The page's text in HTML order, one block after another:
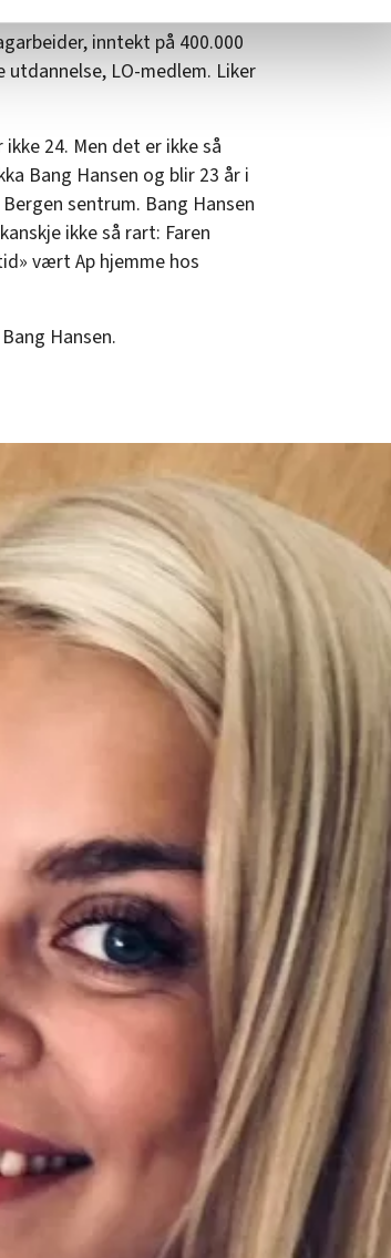
informasjonskapsler (cookies) for å lære
annonser og utarbeide statistikk.
egne samarbeidspartnere innenfor analyse og
inntekt på 400.000
LO-medlem. Liker
24. Men det er ikke så
Bang Hansen og blir 23 år i
sentrum. Bang Hansen
ikke så rart: Faren
vært Ap hjemme hos
Hansen.